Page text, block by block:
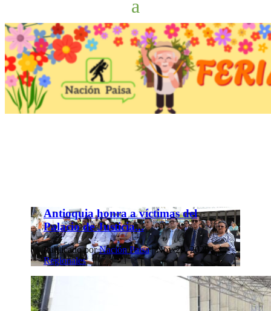
Antioquia honra a víctimas del
Palacio de Justicia...
Publicado porNación Paisa|Nov 29, 2023|
Regionales